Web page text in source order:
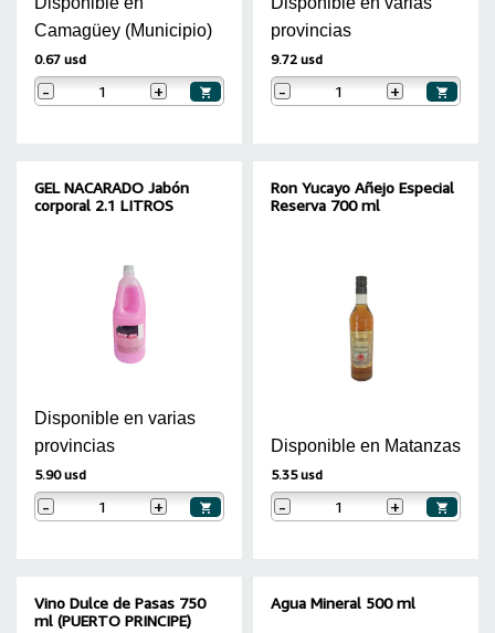
Camagüey (Municipio)
0.67 usd
- +
provincias
9.72 usd
- +
GEL NACARADO Jabón
corporal 2.1 LITROS
Disponible en varias
provincias
5.90 usd
- +
Ron Yucayo Añejo Especial
Reserva 700 ml
Disponible en Matanzas
5.35 usd
- +
Vino Dulce de Pasas 750
ml (PUERTO PRINCIPE)
Agua Mineral 500 ml